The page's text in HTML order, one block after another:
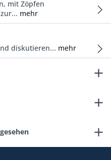
mit Zöpfen
mehr
diskutieren... mehr